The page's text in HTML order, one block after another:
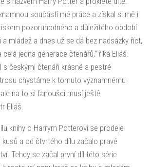
součástí mé práce a získal si mě i
pozoruhodného a důležitého období
mládež a dnes už se dá bez nadsázky říct,
jedna generace čtenářů,“ říká Eliáš.
s českými čtenáři krásné a pestré
chystáme k tomuto významnému
na to si fanoušci musí ještě
Eliáš.
knihy o Harrym Potterovi se prodeje
a od čtvrtého dílu začalo pravé
Tehdy se začal první díl této série